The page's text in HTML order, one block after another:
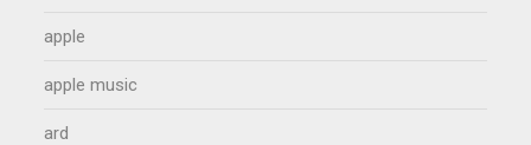
apple
apple music
ard